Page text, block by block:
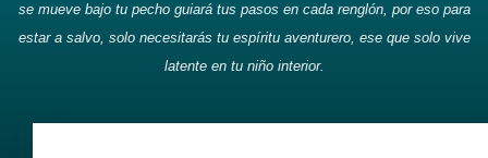
se mueve bajo tu pecho guiará tus pasos en cada renglón, por eso para
estar a salvo, solo necesitarás tu espíritu aventurero, ese que solo vive
latente en tu niño interior.